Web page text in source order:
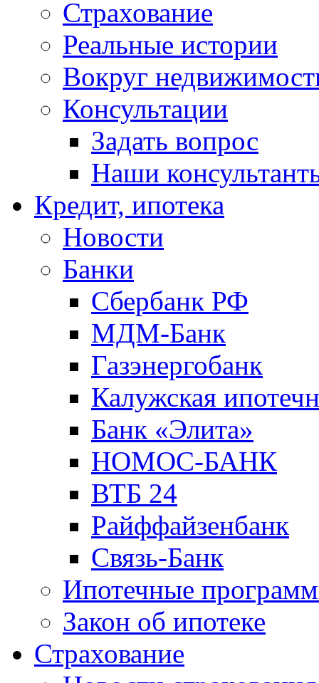
Страхование
Реальные истории
Вокруг
Консультации
Задать вопрос
Наши
Кредит, ипотека
Новости
Банки
Сбербанк РФ
МДМ-Банк
Газэнергобанк
Калужская
Банк «Элита»
НОМОС-БАНК
ВТБ 24
Райффайзенбанк
Связь-Банк
Ипотечные
Закон об ипотеке
Страхование